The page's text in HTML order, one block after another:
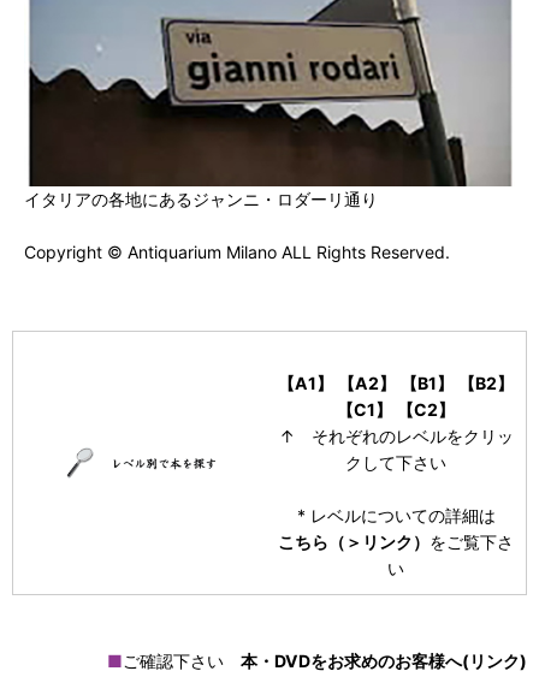
イタリアの各地にあるジャンニ・ロダーリ通り
Copyright © Antiquarium Milano ALL Rights Reserved.
【A1】 【A2】 【B1】
【B2】
【C1】
【C2】
↑ それぞれのレベルをクリッ
クして下さい
* レベルについての詳細は
こちら（＞リンク） をご覧下さ
い
■ご確認下さい 本・DVDをお求めのお客様へ(リンク)